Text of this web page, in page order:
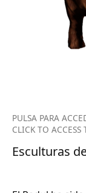
PULSA PARA
CLICK TO
Esculturas